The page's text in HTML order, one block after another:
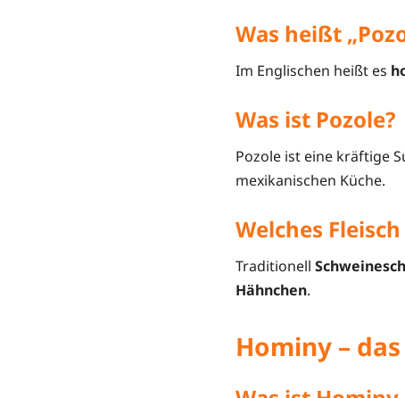
Was heißt
Im Englischen heißt es
Was ist Pozole?
Pozole ist eine kräftige
mexikanischen Küche.
Welches
Traditionell
Hähnchen.
Hominy –